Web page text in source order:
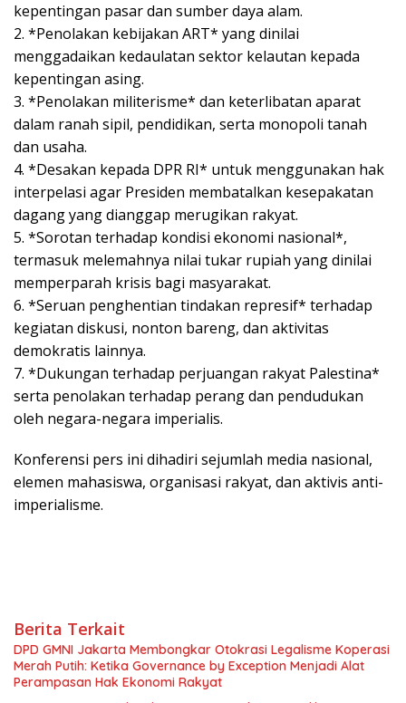
kepentingan pasar dan sumber daya alam.
2. *Penolakan kebijakan ART* yang dinilai
menggadaikan kedaulatan sektor kelautan kepada
kepentingan asing.
3. *Penolakan militerisme* dan keterlibatan aparat
dalam ranah sipil, pendidikan, serta monopoli tanah
dan usaha.
4. *Desakan kepada DPR RI* untuk menggunakan hak
interpelasi agar Presiden membatalkan kesepakatan
dagang yang dianggap merugikan rakyat.
5. *Sorotan terhadap kondisi ekonomi nasional*,
termasuk melemahnya nilai tukar rupiah yang dinilai
memperparah krisis bagi masyarakat.
6. *Seruan penghentian tindakan represif* terhadap
kegiatan diskusi, nonton bareng, dan aktivitas
demokratis lainnya.
7. *Dukungan terhadap perjuangan rakyat Palestina*
serta penolakan terhadap perang dan pendudukan
oleh negara-negara imperialis.
Konferensi pers ini dihadiri sejumlah media nasional,
elemen mahasiswa, organisasi rakyat, dan aktivis anti-
imperialisme.
Berita Terkait
DPD GMNI Jakarta Membongkar Otokrasi Legalisme Koperasi
Merah Putih: Ketika Governance by Exception Menjadi Alat
Perampasan Hak Ekonomi Rakyat